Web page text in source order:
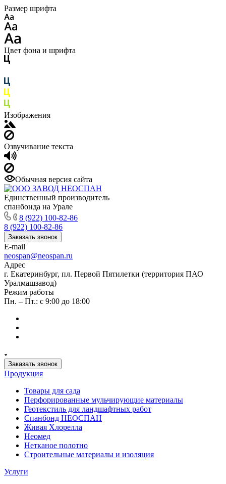
Размер шрифта
Цвет фона и шрифта
Изображения
Озвучивание текста
Обычная версия сайта
Единственный производитель
спанбонда на Урале
8 (922) 100-82-86
8 (922) 100-82-86
Заказать звонок
E-mail
neospan@neospan.ru
Адрес
г. Екатеринбург, пл. Первой Пятилетки (территория ПАО
Уралмашзавод)
Режим работы
Пн. – Пт.: с 9:00 до 18:00
Заказать звонок
Продукция
Товары для сада
Перфорированные мульчирующие материалы
Геотекстиль для ландшафтных работ
Спанбонд НЕОСПАН
Живая Хлорелла
Нeомед
Нетканое полотно
Строительные материалы и изоляция
Услуги